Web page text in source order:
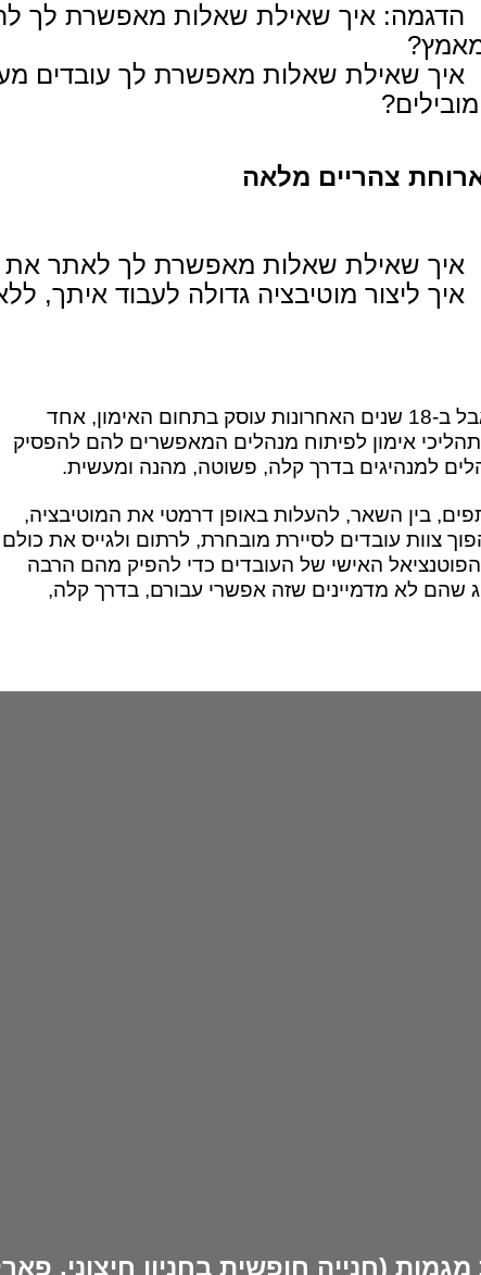
הדגמה: איך שאילת שאלות מאפשרת לך
איך שאילת שאלות מאפשרת לך עובדים
צהריים מלאה
איך שאילת שאלות מאפשרת לך לאתר את
איך ליצור מוטיבציה גדולה לעבוד איתך,
רובי שטיינר, בהשכלתו עורך דין, אבל ב-18 שנים האחרונות עוסק בתחום האימון, אחד
אימון לפיתוח מנהלים המאפשרים להם להפסיק
למנהיגים בדרך קלה, פשוטה, מהנה ומעשית.
בין השאר, להעלות באופן דרמטי את המוטיבציה,
צוות עובדים לסיירת מובחרת, לרתום ולגייס את כולם
האישי של העובדים כדי להפיק מהם הרבה
שהם לא מדמיינים שזה אפשרי עבורם, בדרך קלה,
(חנייה חופשית בחניון חיצוני,